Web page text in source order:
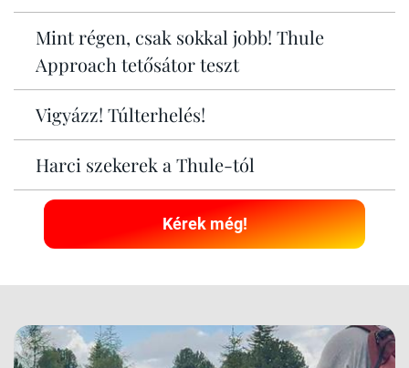
Mint régen, csak sokkal jobb! Thule
Approach tetősátor teszt
Vigyázz! Túlterhelés!
Harci szekerek a Thule-tól
Kérek még!